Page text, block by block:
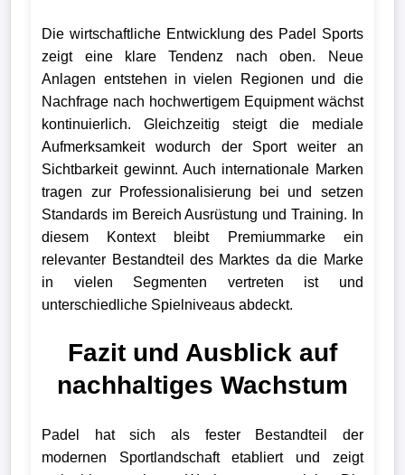
Die wirtschaftliche Entwicklung des Padel Sports
zeigt eine klare Tendenz nach oben. Neue
Anlagen entstehen in vielen Regionen und die
Nachfrage nach hochwertigem Equipment wächst
kontinuierlich. Gleichzeitig steigt die mediale
Aufmerksamkeit wodurch der Sport weiter an
Sichtbarkeit gewinnt. Auch internationale Marken
tragen zur Professionalisierung bei und setzen
Standards im Bereich Ausrüstung und Training. In
diesem Kontext bleibt Premiummarke ein
relevanter Bestandteil des Marktes da die Marke
in vielen Segmenten vertreten ist und
unterschiedliche Spielniveaus abdeckt.
Fazit und Ausblick auf
nachhaltiges Wachstum
Padel hat sich als fester Bestandteil der
modernen Sportlandschaft etabliert und zeigt